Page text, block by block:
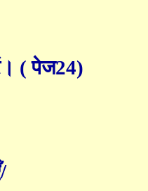
( पेज24)